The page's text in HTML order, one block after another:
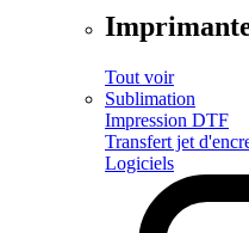
Tout voir
Sublimation
Impression DTF
Transfert jet
Logiciels